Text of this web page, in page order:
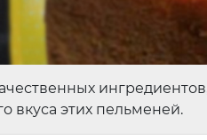
вкуса этих пельменей.